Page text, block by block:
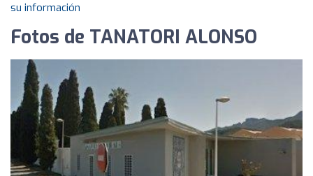
su información
Fotos de TANATORI ALONSO